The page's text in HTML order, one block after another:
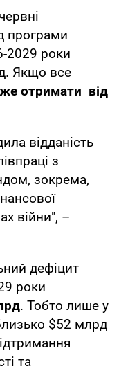
програми
2029 роки
Якщо все
отримати від
відданість
з
зокрема,
війни", –
дефіцит
роки
. Тобто лише у
$52 млрд
та